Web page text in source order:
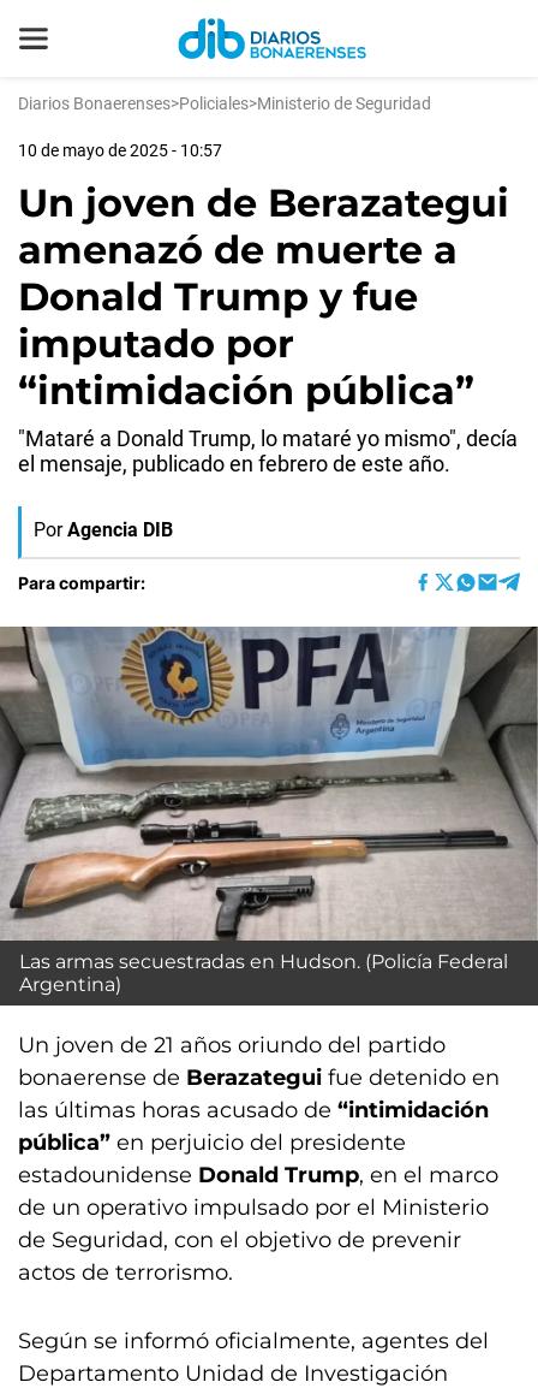
Diarios Bonaerenses>Policiales>Ministerio de Seguridad
10 de mayo de 2025 - 10:57
Un joven de Berazategui
amenazó de muerte a
Donald Trump y fue
imputado por
“intimidación pública”
"Mataré a Donald Trump, lo mataré yo mismo", decía
el mensaje, publicado en febrero de este año.
Por Agencia DIB
Para compartir:
Las armas secuestradas en Hudson. (Policía Federal
Argentina)
Un joven de 21 años oriundo del partido
bonaerense de Berazategui fue detenido en
las últimas horas acusado de “intimidación
pública” en perjuicio del presidente
estadounidense Donald Trump, en el marco
de un operativo impulsado por el Ministerio
de Seguridad, con el objetivo de prevenir
actos de terrorismo.
Según se informó oficialmente, agentes del
Departamento Unidad de Investigación